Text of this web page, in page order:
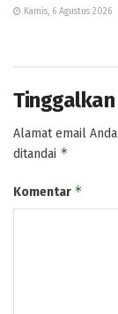
Kamis, 6 Agustus 2026
Alamat email
ditandai *
Komentar *